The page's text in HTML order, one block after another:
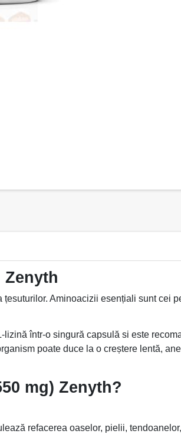
Zenyth
Aminoacizii esențiali sunt
lizină într-o singură capsulă si este
poate duce la o creștere lentă,
mg) Zenyth?
refacerea oaselor, pielii,